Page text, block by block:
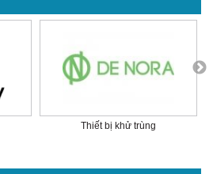
Thiết bị khử trùng